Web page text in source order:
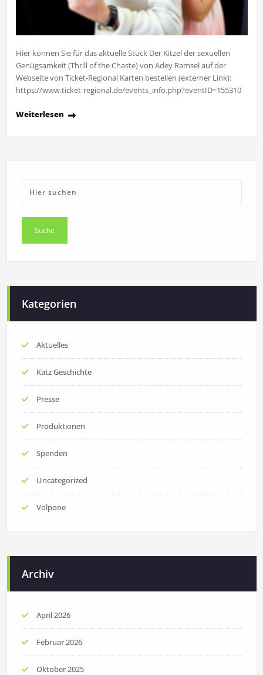
Hier können Sie für das aktuelle Stück Der Kitzel der sexuellen
Genügsamkeit (Thrill of the Chaste) von Adey Ramsel auf der
Webseite von Ticket-Regional Karten bestellen (externer Link):
https://www.ticket-regional.de/events_info.php?eventID=155310
Weiterlesen
Kategorien
Aktuelles
Katz Geschichte
Presse
Produktionen
Spenden
Uncategorized
Volpone
Archiv
April 2026
Februar 2026
Oktober 2025